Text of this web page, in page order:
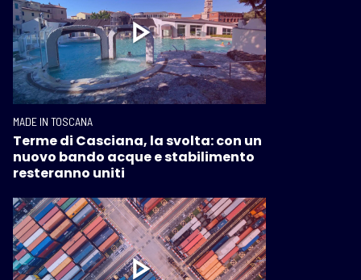
MADE IN TOSCANA
Terme di Casciana, la svolta: con un
nuovo bando acque e stabilimento
resteranno uniti